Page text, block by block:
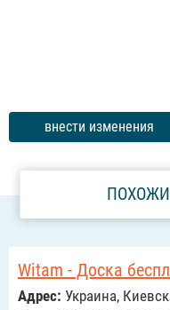
внести изменения
Witam - Доска
Адрес: Украина,